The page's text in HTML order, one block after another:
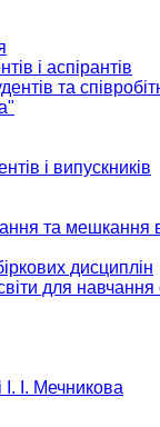
і аспірантів
та
і випускників
та мешкання
дисциплін
для
І. Мечникова